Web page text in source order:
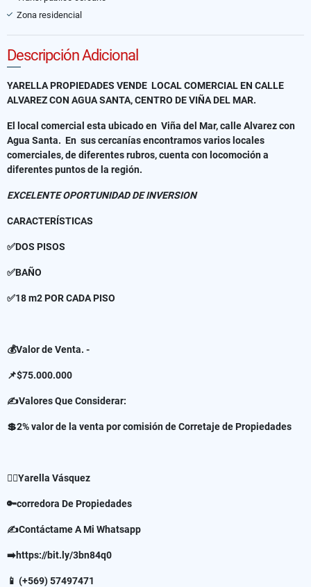
Zona residencial
Descripción Adicional
YARELLA PROPIEDADES VENDE LOCAL COMERCIAL EN CALLE
ALVAREZ CON AGUA SANTA, CENTRO DE VIÑA DEL MAR.
El local comercial esta ubicado en Viña del Mar, calle Alvarez con
Agua Santa. En sus cercanías encontramos varios locales
comerciales, de diferentes rubros, cuenta con locomoción a
diferentes puntos de la región.
EXCELENTE OPORTUNIDAD DE INVERSION
CARACTERÍSTICAS
✅DOS PISOS
✅BAÑO
✅18 m2 POR CADA PISO
💰Valor de Venta. -
📌$75.000.000
✍️Valores Que Considerar:
💲2% valor de la venta por comisión de Corretaje de Propiedades
✍🏻Yarella Vásquez
🔑corredora De Propiedades
✍Contáctame A Mi Whatsapp
➡️https://bit.ly/3bn84q0
📱 (+569) 57497471